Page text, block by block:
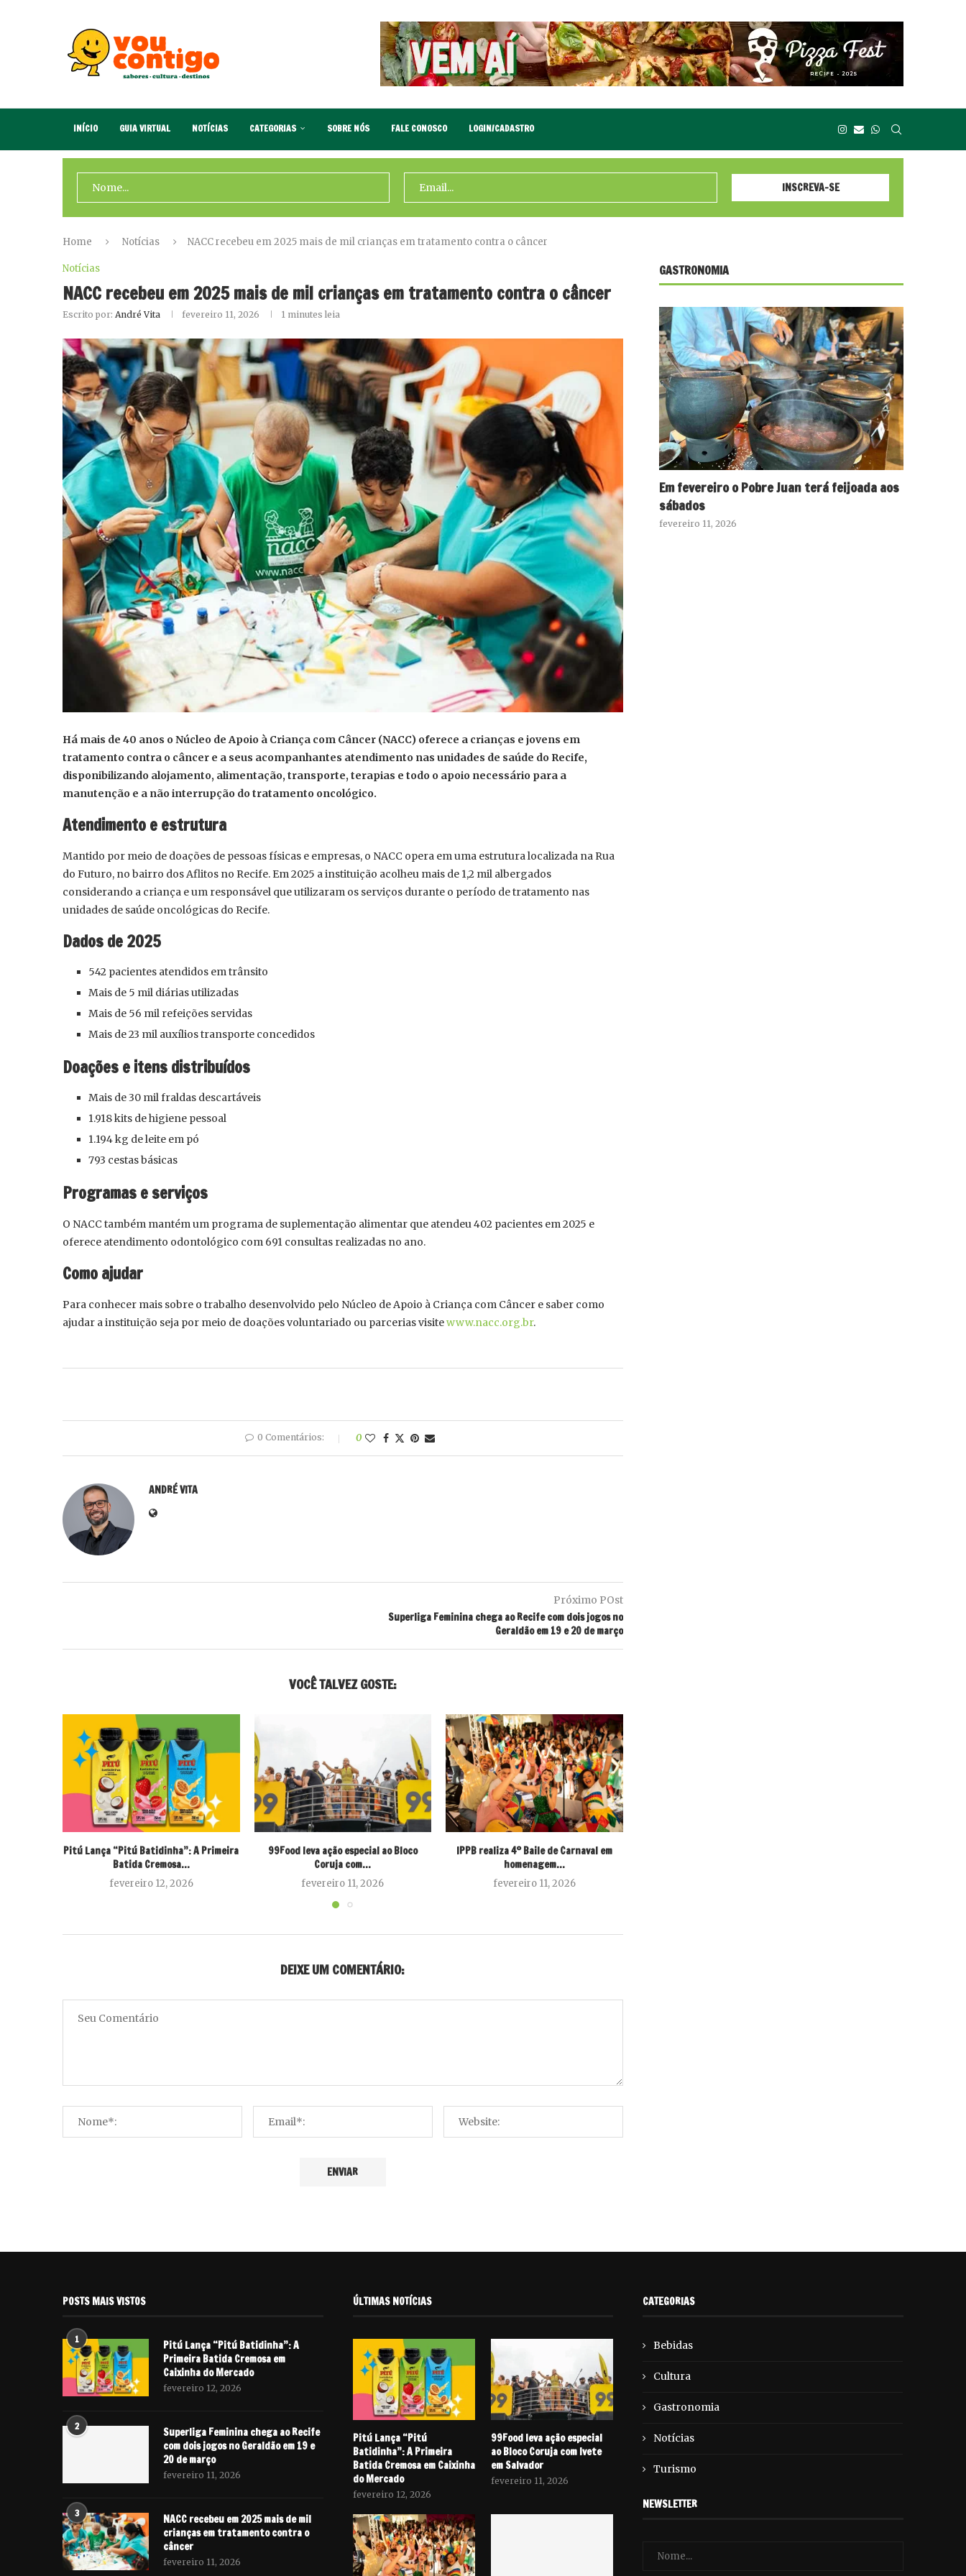
INÍCIO GUIA VIRTUAL NOTÍCIAS CATEGORIAS SOBRE NÓS FALE CONOSCO LOGIN/CADASTRO
Home Notícias NACC recebeu em 2025 mais de mil crianças em tratamento contra o câncer
Notícias
NACC recebeu em 2025 mais de mil crianças em tratamento contra o câncer
Escrito por: André Vita fevereiro 11, 2026 1 minutes leia
Há mais de 40 anos o Núcleo de Apoio à Criança com Câncer (NACC) oferece a crianças e jovens em
tratamento contra o câncer e a seus acompanhantes atendimento nas unidades de saúde do Recife,
disponibilizando alojamento, alimentação, transporte, terapias e todo o apoio necessário para a
manutenção e a não interrupção do tratamento oncológico.
Atendimento e estrutura
Mantido por meio de doações de pessoas físicas e empresas, o NACC opera em uma estrutura localizada na Rua
do Futuro, no bairro dos Aflitos no Recife. Em 2025 a instituição acolheu mais de 1,2 mil albergados
considerando a criança e um responsável que utilizaram os serviços durante o período de tratamento nas
unidades de saúde oncológicas do Recife.
Dados de 2025
542 pacientes atendidos em trânsito
Mais de 5 mil diárias utilizadas
Mais de 56 mil refeições servidas
Mais de 23 mil auxílios transporte concedidos
Doações e itens distribuídos
Mais de 30 mil fraldas descartáveis
1.918 kits de higiene pessoal
1.194 kg de leite em pó
793 cestas básicas
Programas e serviços
O NACC também mantém um programa de suplementação alimentar que atendeu 402 pacientes em 2025 e
oferece atendimento odontológico com 691 consultas realizadas no ano.
Como ajudar
Para conhecer mais sobre o trabalho desenvolvido pelo Núcleo de Apoio à Criança com Câncer e saber como
ajudar a instituição seja por meio de doações voluntariado ou parcerias visitewww.nacc.org.br.
0 Comentários: 0
ANDRÉ VITA
Próximo POst
Superliga Feminina chega ao Recife com dois jogos no
Geraldão em 19 e 20 de março
VOCÊ TALVEZ GOSTE:
Pitú Lança “Pitú Batidinha”: A Primeira
Batida Cremosa...
fevereiro 12, 2026
99Food leva ação especial ao Bloco
Coruja com...
fevereiro 11, 2026
IPPB realiza 4º Baile de Carnaval em
homenagem...
fevereiro 11, 2026
DEIXE UM COMENTÁRIO:
GASTRONOMIA
Em fevereiro o Pobre Juan terá feijoada aos
sábados
fevereiro 11, 2026
POSTS MAIS VISTOS
1
Pitú Lança “Pitú Batidinha”: A
Primeira Batida Cremosa em
Caixinha do Mercado
fevereiro 12, 2026
2
Superliga Feminina chega ao Recife
com dois jogos no Geraldão em 19 e
20 de março
fevereiro 11, 2026
3
NACC recebeu em 2025 mais de mil
crianças em tratamento contra o
câncer
fevereiro 11, 2026
ÚLTIMAS NOTÍCIAS
Pitú Lança “Pitú
Batidinha”: A Primeira
Batida Cremosa em Caixinha
do Mercado
fevereiro 12, 2026
99Food leva ação especial
ao Bloco Coruja com Ivete
em Salvador
fevereiro 11, 2026
CATEGORIAS
Bebidas
Cultura
Gastronomia
Notícias
Turismo
NEWSLETTER